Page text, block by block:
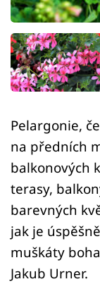
Sledujte nás
Pelargonie,
na předních
balkonových
terasy,
barevných
jak je
muškáty
Jakub Urner.